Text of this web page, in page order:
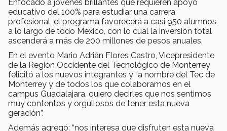
Enfocado a jóvenes brillantes que requieren apoyo
educativo del 100% para estudiar una carrera
profesional, el programa favorecerá a casi 950 alumnos
a lo largo de todo México, con lo cual la inversión total
ascenderá a más de 200 millones de pesos anuales.
En el evento Mario Adrián Flores Castro, Vicepresidente
de la Región Occidente del Tecnológico de Monterrey
felicitó a los nuevos integrantes y “a nombre del Tec de
Monterrey y de todos los que colaboramos en el
campus Guadalajara, quiero decirles que nos sentimos
muy contentos y orgullosos de tener esta nueva
geración”.
Además agregó: “nos interesa que disfruten esta nueva